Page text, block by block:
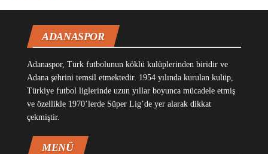
ADANASPOR
Adanaspor, Türk futbolunun köklü kulüplerinden biridir ve
Adana şehrini temsil etmektedir. 1954 yılında kurulan kulüp,
Türkiye futbol liglerinde uzun yıllar boyunca mücadele etmiş
ve özellikle 1970’lerde Süper Lig’de yer alarak dikkat
çekmiştir.
MENÜ